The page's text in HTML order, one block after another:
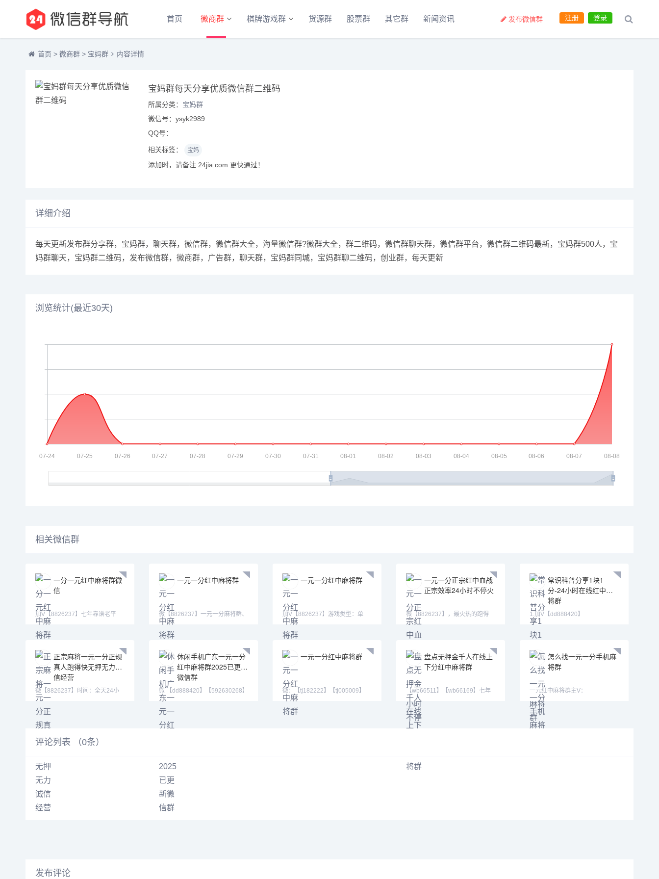
首页 微商群 棋牌游戏群 货源群 股票群 其它群 新闻资讯 登录
注册
发布微信群
首页 > 微商群 > 宝妈群 内容详情
宝妈群每天分享优质微信群二维码
所属分类： 宝妈群
微信号：ysyk2989
QQ号：
相关标签： 宝妈
添加时，请备注 24jia.com 更快通过！
详细介绍
每天更新发布群分享群，宝妈群，聊天群，微信群，微信群大全，海量微信群?微群大全，群二维码，微信群聊天群，微信群平台，微信群二维码最新，宝妈群500人，宝
妈群聊天，宝妈群二维码，发布微信群，微商群，广告群，聊天群，宝妈群同城，宝妈群聊二维码，创业群，每天更新
浏览统计(最近30天)
相关微信群
一分一元红中麻将群微
信
加V【8826237】七年靠谱老平
台，上/下比例一样无差价。
一元一分红中麻将群
微【8826237】一元一分麻将群、
一元红中麻将微信群，加
一元一分红中麻将群
加V【8826237】游戏类型：单
挑，多人，亲友圈模式、秒上下一
一元一分正宗红中血战
正宗效率24小时不停火
薇【8826237】，最火热的跑得
快，红中,血战，等等。自助上下
常识科普分享1块1
分-24小时在线红中麻
将群
1.加V【dd888420】
【592630268】 【jk881883】
QQ(5926
正宗麻将一元一分正规
真人跑得快无押无力诚
信经营
微【8826237】时间：全天24小
时 游戏类型：单挑，多人，亲友
圈
休闲手机广东一元一分
红中麻将群2025已更新
微信群
微 【dd888420】【592630268】
一元一分红中麻将群
微：【tj182222】【tj005009】
盘点无押金千人在线上
下分红中麻将群
【wb66511】【wb66169】七年
靠谱老平台，我不能保证你能
怎么找一元一分手机麻
将群
一元红中麻将群主V：
【xh19008】【xh29008】
【tj19008】
评论列表 （0条）
发布评论